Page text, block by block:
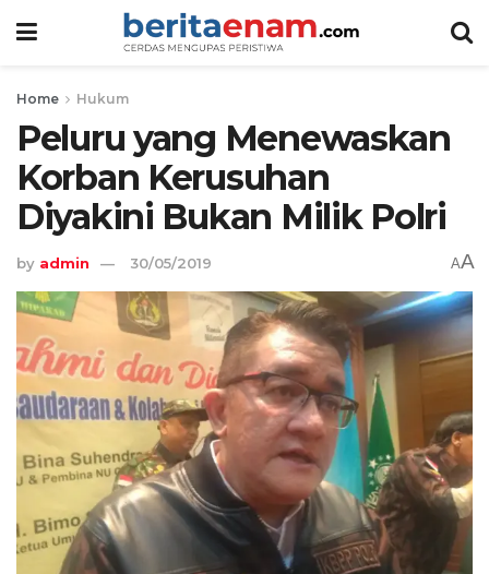
Home Hukum
Peluru yang Menewaskan
Korban Kerusuhan
Diyakini Bukan Milik Polri
by admin 30/05/2019 AA